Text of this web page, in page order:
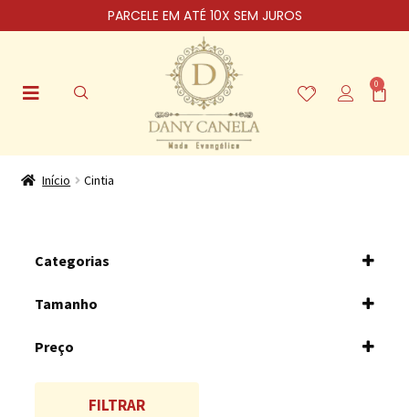
PARCELE EM ATÉ 10X SEM JUROS
0
Início Cintia
Categorias
Tamanho
G/42
Preço
FILTRAR